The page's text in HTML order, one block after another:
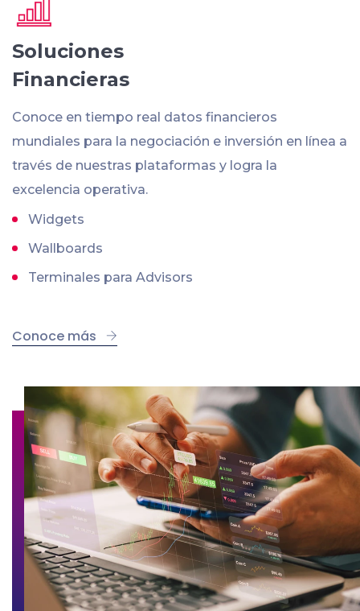
Soluciones
Financieras
Conoce en tiempo real datos financieros
mundiales para la negociación e inversión en línea a
través de nuestras plataformas y logra la
excelencia operativa.
Widgets
Wallboards
Terminales para Advisors
Conoce más